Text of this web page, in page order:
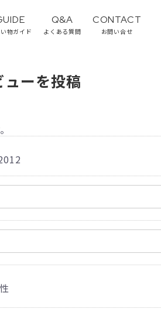
物ガイド
Q&A
よくある質問
CONTACT
お問い合せ
ューを投稿